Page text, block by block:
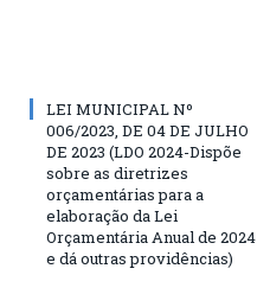
LEI MUNICIPAL Nº
006/2023, DE 04 DE JULHO
DE 2023 (LDO 2024-Dispõe
sobre as diretrizes
orçamentárias para a
elaboração da Lei
Orçamentária Anual de 2024
e dá outras providências)